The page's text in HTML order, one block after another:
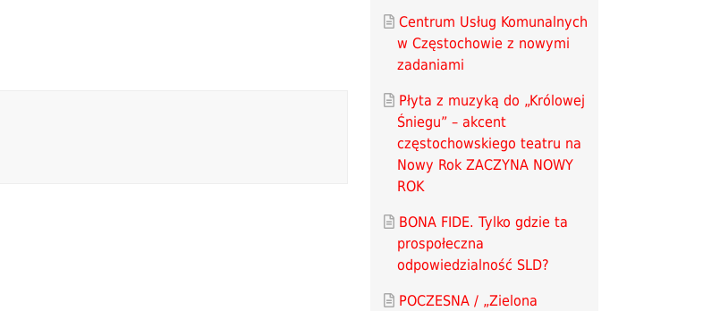
Centrum Usług Komunalnych
w Częstochowie z nowymi
zadaniami
Płyta z muzyką do „Królowej
Śniegu” – akcent
częstochowskiego teatru na
Nowy Rok ZACZYNA NOWY
ROK
BONA FIDE. Tylko gdzie ta
prospołeczna
odpowiedzialność SLD?
POCZESNA / „Zielona